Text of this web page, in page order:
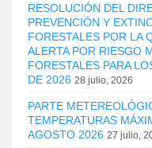
RESOLUCIÓN DEL
PREVENCIÓN Y
FORESTALES POR LA
ALERTA POR RIESGO
FORESTALES PARA
DE 2026 28 julio, 2026
PARTE
TEMPERATURAS
AGOSTO 2026 27 julio,